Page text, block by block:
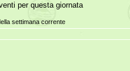
per questa giornata
settimana corrente